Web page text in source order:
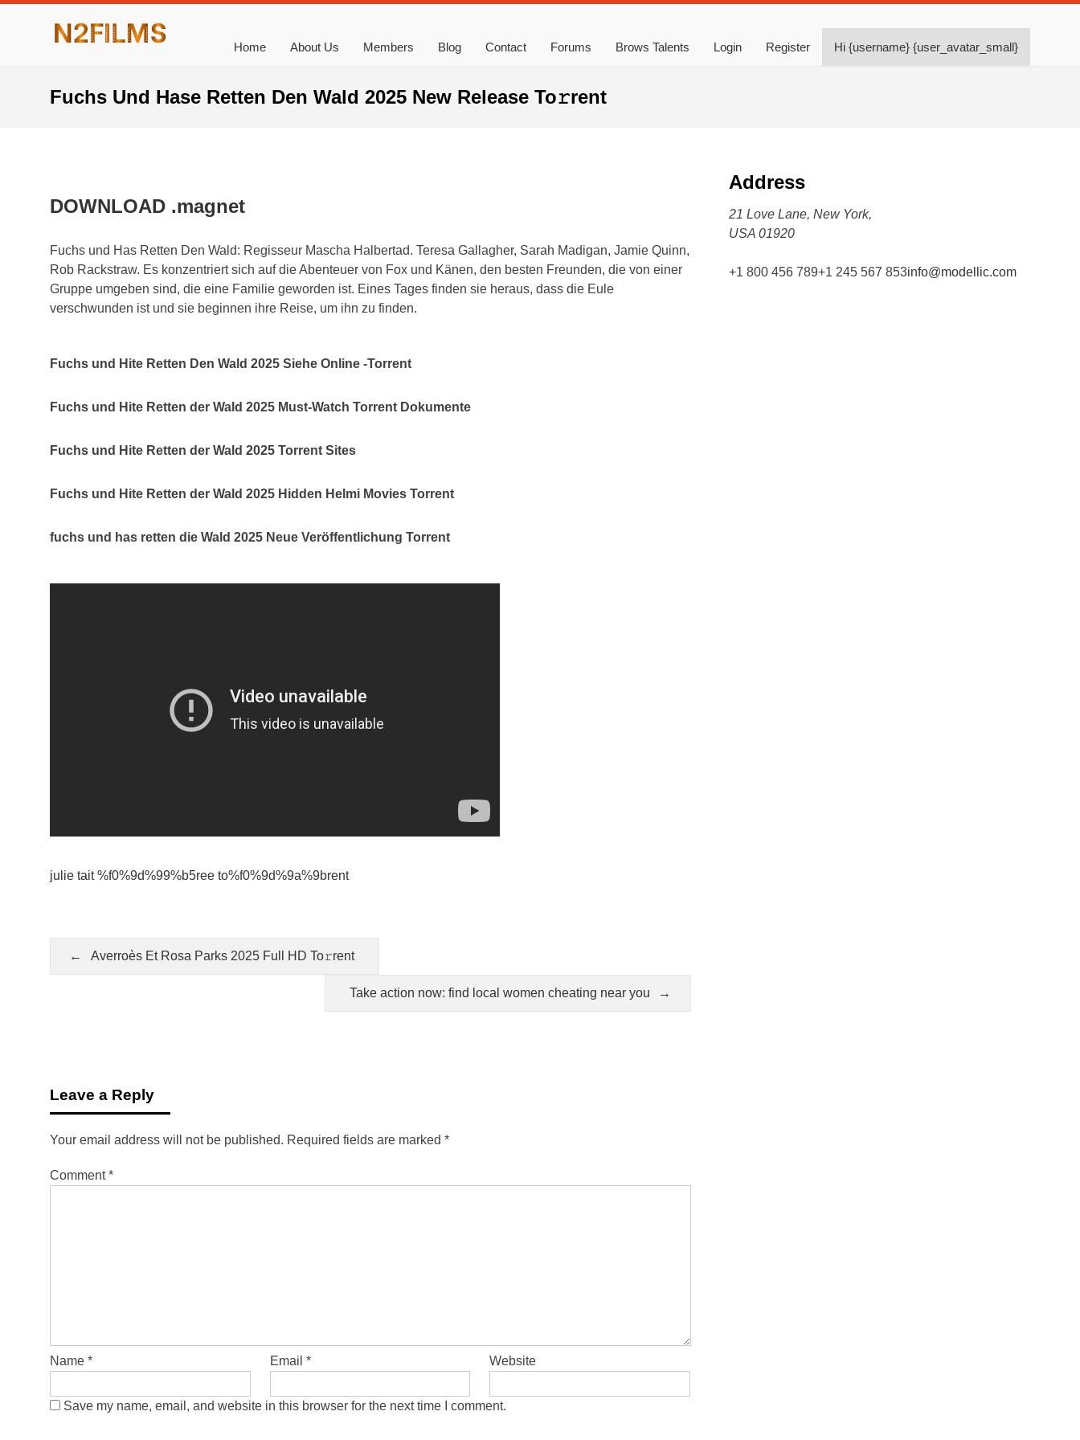
Home About Us Members Blog Contact Forums Brows Talents Login Register Hi {username} {user_avatar_small}
Fuchs Und Hase Retten Den Wald 2025 New Release To𝚛rent
DOWNLOAD .magnet
Fuchs und Has Retten Den Wald: Regisseur Mascha Halbertad. Teresa Gallagher, Sarah Madigan, Jamie Quinn,
Rob Rackstraw. Es konzentriert sich auf die Abenteuer von Fox und Känen, den besten Freunden, die von einer
Gruppe umgeben sind, die eine Familie geworden ist. Eines Tages finden sie heraus, dass die Eule
verschwunden ist und sie beginnen ihre Reise, um ihn zu finden.
Fuchs und Hite Retten Den Wald 2025 Siehe Online -Torrent
Fuchs und Hite Retten der Wald 2025 Must-Watch Torrent Dokumente
Fuchs und Hite Retten der Wald 2025 Torrent Sites
Fuchs und Hite Retten der Wald 2025 Hidden Helmi Movies Torrent
fuchs und has retten die Wald 2025 Neue Veröffentlichung Torrent
julie tait %f0%9d%99%b5ree to%f0%9d%9a%9brent
navigation
Averroès Et Rosa Parks 2025 Full HD To𝚛rent
Take action now: find local women cheating near you
Leave a Reply
Your email address will not be published. Required fields are marked *
Comment*
Name * Email * Website
Save my name, email, and website in this browser for the next time I comment.
Address
21 Love Lane, New York,
USA 01920
+1 800 456 789+1 245 567 853info@modellic.com